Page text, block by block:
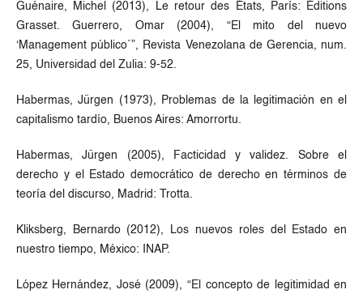
Guénaire, Michel (2013), Le retour des États, París: Éditions
Grasset. Guerrero, Omar (2004), “El mito del nuevo
‘Management público´”, Revista Venezolana de Gerencia, num.
25, Universidad del Zulia: 9-52.
Habermas, Jürgen (1973), Problemas de la legitimación en el
capitalismo tardío, Buenos Aires: Amorrortu.
Habermas, Jürgen (2005), Facticidad y validez. Sobre el
derecho y el Estado democrático de derecho en términos de
teoría del discurso, Madrid: Trotta.
Kliksberg, Bernardo (2012), Los nuevos roles del Estado en
nuestro tiempo, México: INAP.
López Hernández, José (2009), “El concepto de legitimidad en